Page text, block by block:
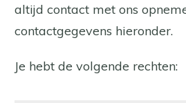
altijd contact met ons
contactgegevens hieronder.
Je hebt de volgende rechten: